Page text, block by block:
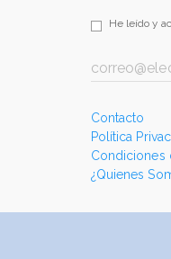
He leído y
Contacto
Política
Condiciones
¿Quienes